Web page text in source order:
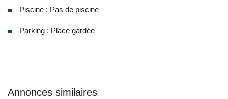
Piscine : Pas de piscine
Parking : Place gardée
Annonces similaires